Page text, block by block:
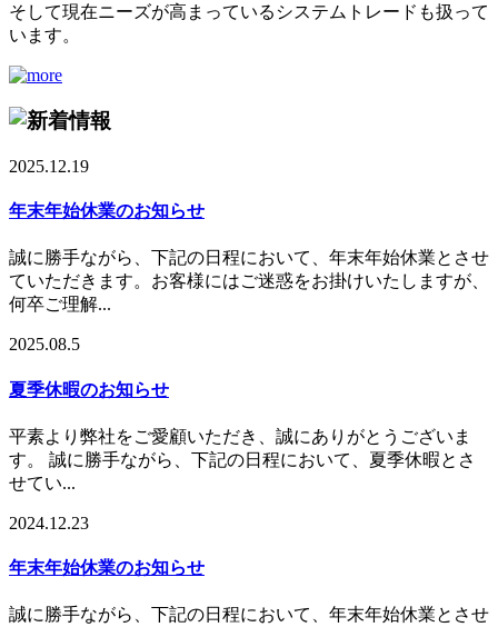
そして現在ニーズが高まっているシステムトレードも扱って
います。
2025.12.19
年末年始休業のお知らせ
誠に勝手ながら、下記の日程において、年末年始休業とさせ
ていただきます。お客様にはご迷惑をお掛けいたしますが、
何卒ご理解...
2025.08.5
夏季休暇のお知らせ
平素より弊社をご愛顧いただき、誠にありがとうございま
す。 誠に勝手ながら、下記の日程において、夏季休暇とさ
せてい...
2024.12.23
年末年始休業のお知らせ
誠に勝手ながら、下記の日程において、年末年始休業とさせ